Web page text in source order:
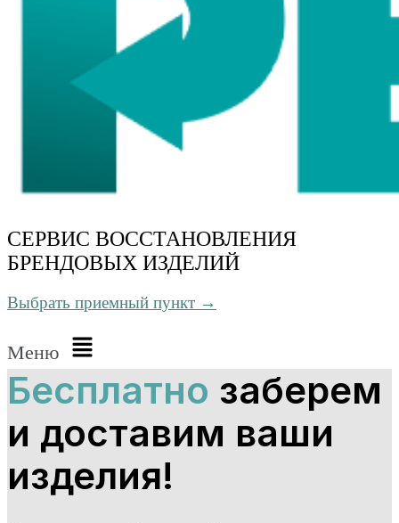
СЕРВИС ВОССТАНОВЛЕНИЯ
БРЕНДОВЫХ ИЗДЕЛИЙ
Выбрать приемный пункт →
Меню
Бесплатно заберем
и доставим ваши
изделия!